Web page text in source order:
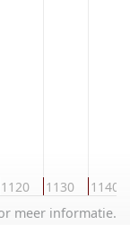
1120 1130 1140
meer informatie.